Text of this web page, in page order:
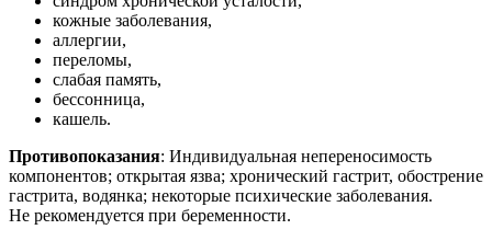
кожные заболевания,
аллергии,
переломы,
слабая память,
бессонница,
кашель.
Противопоказания: Индивидуальная непереносимость
компонентов; открытая язва; хронический гастрит, обострение
гастрита, водянка; некоторые психические заболевания.
Не рекомендуется при беременности.